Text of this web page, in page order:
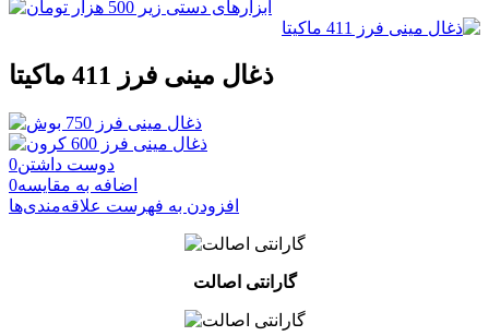
ذغال مینی فرز 411 ماکیتا
دوست داشتن0
اضافه به مقایسه0
افزودن به فهرست علاقه‌مندی‌ها
گارانتی اصالت